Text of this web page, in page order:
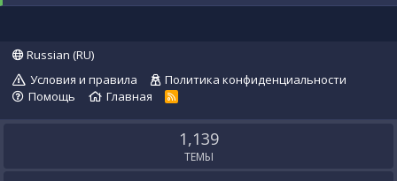
Russian (RU)
Условия и правила
Политика конфиденциальности
Помощь
Главная
R
S
1,139
ТЕМЫ